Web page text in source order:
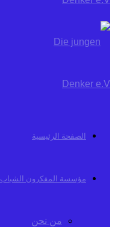
الصفحة الرئيسية
مؤسسة المفكرون الشباب
من نحن